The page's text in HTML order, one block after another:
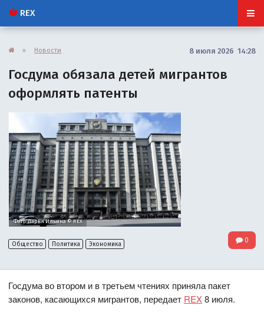
REX
» Новости 8 июля 2026 14:28
Госдума обязала детей мигрантов
оформлять патенты
Фото: Дарья Ильина © REX
Общество Политика Экономика 0
Госдума во втором и в третьем чтениях приняла пакет
законов, касающихся мигрантов, передает REX8 июля.